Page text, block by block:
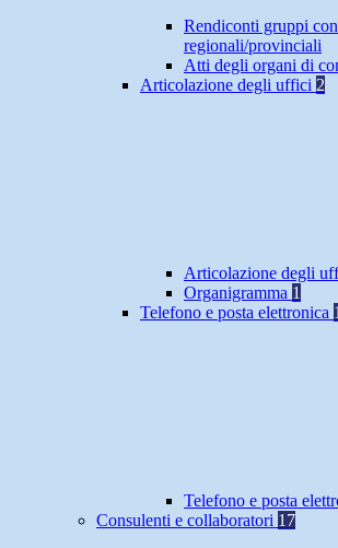
Rendiconti gruppi
regionali/provinciali
Atti degli organi di
Articolazione degli uffici 2
Articolazione degli
Organigramma 1
Telefono e posta elettronica 1
Telefono e posta
Consulenti e collaboratori 17